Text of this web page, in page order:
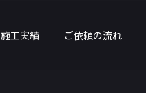
施工実績 ご依頼の流れ